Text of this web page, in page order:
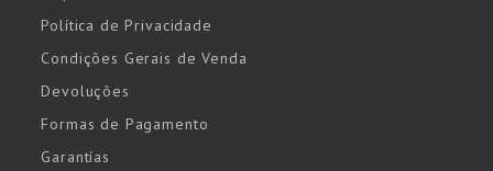
Política de Privacidade
Condições Gerais de Venda
Devoluções
Formas de Pagamento
Garantías